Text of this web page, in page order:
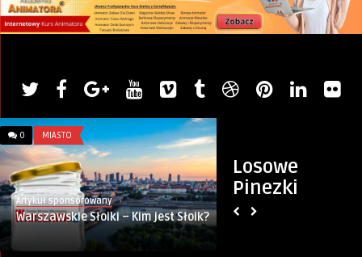
Losowe
Pinezki
0 MIASTO
Artykuł sponsorowany
Warszawskie Słoiki – Kim jest Słoik?